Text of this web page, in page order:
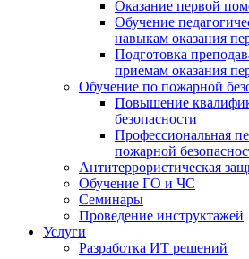
Оказание первой
Обучение
навыкам оказания
Подготовка
приемам оказания
Обучение по пожарной
Повышение
безопасности
Профессиональная
пожарной
Антитеррористическая
Обучение ГО и ЧС
Семинары
Проведение инструктажей
Услуги
Разработка ИТ решений